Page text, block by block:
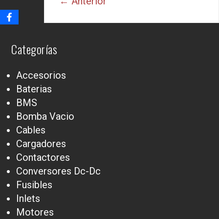
Categorías
Accesorios
Baterias
BMS
Bomba Vacio
Cables
Cargadores
Contactores
Conversores Dc-Dc
Fusibles
Inlets
Motores